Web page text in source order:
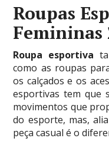
Roupas
Femininas
Roupa esportiva
como as roupas
os calçados e os
esportivas tem que
movimentos que
do esporte, mas,
peça casual é o